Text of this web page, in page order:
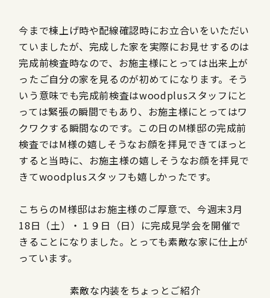
今まで棟上げ時や配線確認時にお立合いをいただい
ていましたが、完成した家を実際にお見せするのは
完成前検査時なので、お施主様にとっては出来上が
ったご自分の家を見るのが初めてになります。そう
いう意味でも完成前検査はwoodplusスタッフにと
っては緊張の瞬間でもあり、お施主様にとってはワ
クワクする瞬間なのです。この日のM様邸の完成前
検査ではM様の嬉しそうなお顔を拝見できてほっと
すると当時に、お施主様の嬉しそうなお顔を拝見で
きてwoodplusスタッフも嬉しかったです。
こちらのM様邸はお施主様のご厚意で、今週末3月
18日（土）・１９日（日）に完成見学会を開催で
きることになりました。とっても素敵な家に仕上が
っています。
素敵な内装をちょっとご紹介